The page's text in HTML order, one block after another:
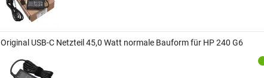
Original USB-C Netzteil 45,0 Watt normale Bauform für HP 240 G6